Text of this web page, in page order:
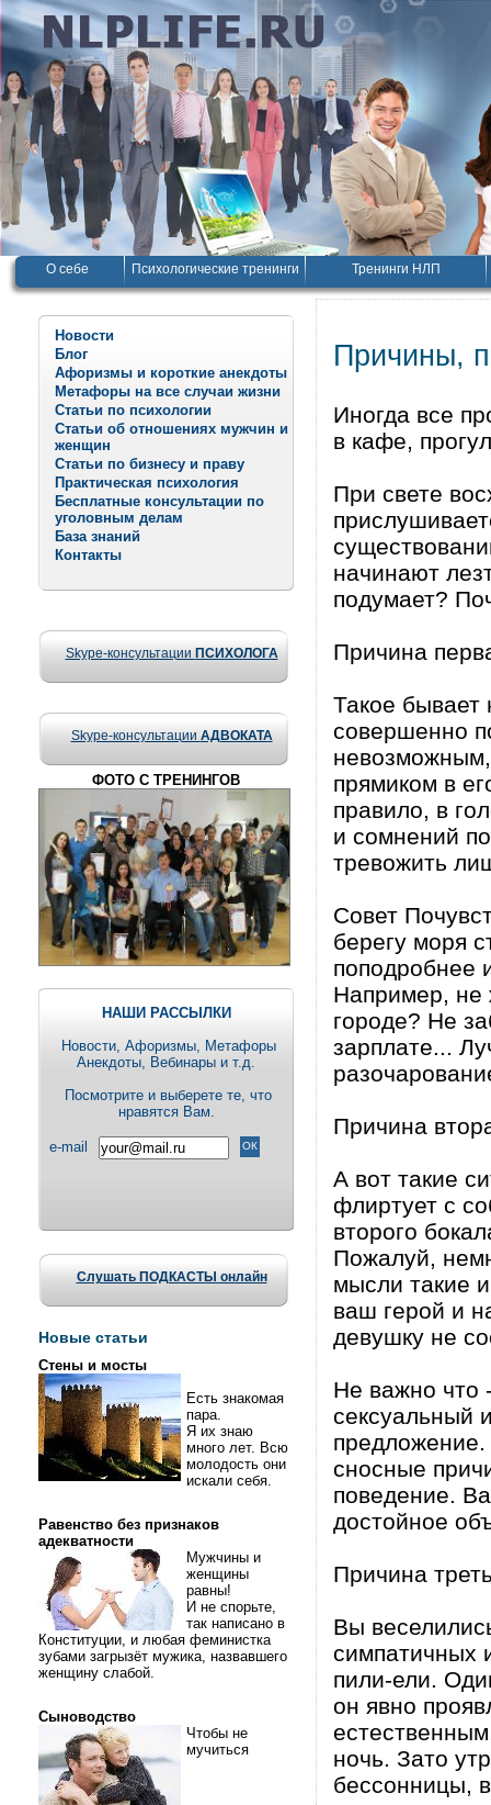
О себе Психологические тренинги Тренинги НЛП
Новости
Блог
Афоризмы и короткие анекдоты
Метафоры на все случаи жизни
Статьи по психологии
Статьи об отношениях мужчин и
женщин
Статьи по бизнесу и праву
Практическая психология
Бесплатные консультации по
уголовным делам
База знаний
Контакты
Skype-консультации ПСИХОЛОГА
Skype-консультации АДВОКАТА
ФОТО С ТРЕНИНГОВ
НАШИ РАССЫЛКИ
Новости, Aфоризмы, Метафоры
Анекдоты, Вебинары и т.д.
Посмотрите и выберете те, что
нравятся Вам.
e-mail
Слушать ПОДКАСТЫ онлайн
Новые статьи
Стены и мосты
Есть знакомая
пара.
Я их знаю
много лет. Всю
молодость они
искали себя.
Равенство без признаков
адекватности
Мужчины и
женщины
равны!
И не спорьте,
так написано в
Конституции, и любая феминистка
зубами загрызёт мужика, назвавшего
женщину слабой.
Сыноводство
Чтобы не
мучиться
Причины,
Иногда все
в кафе,
При свете
начинают
подумает?
Причина
Такое
совершенно
прямиком в
правило, в
и сомнений
тревожить
Совет
берегу моря
поподробнее
Например, не
городе? Не
зарплате...
Причина
А вот такие
флиртует с
второго
Пожалуй,
мысли такие
ваш герой и
девушку не
Не важно что
сексуальный
сносные
поведение.
достойное
Причина
Вы
симпатичных
пили-ели.
он явно
ночь. Зато
бессонницы,